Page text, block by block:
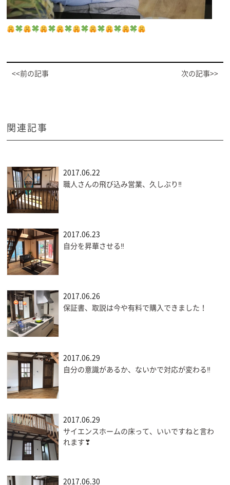
<<前の記事 次の記事>>
関連記事
2017.06.22
職人さんの飛び込み営業、久しぶり‼
2017.06.23
自分を昇華させる‼
2017.06.26
保証書、取説は今や有料で購入できました！
2017.06.29
自分の意識があるか、ないかで対応が変わる‼
2017.06.29
サイエンスホームの床って、いいですねと言わ
れます❣
2017.06.30